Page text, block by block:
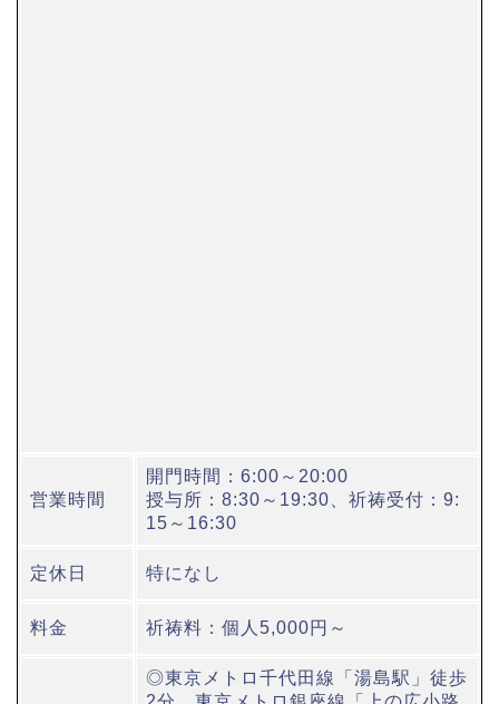
営業時間
開門時間：6:00～20:00
授与所：8:30～19:30、祈祷受付：9:
15～16:30
定休日 特になし
料金 祈祷料：個人5,000円～
◎東京メトロ千代田線「湯島駅」徒歩